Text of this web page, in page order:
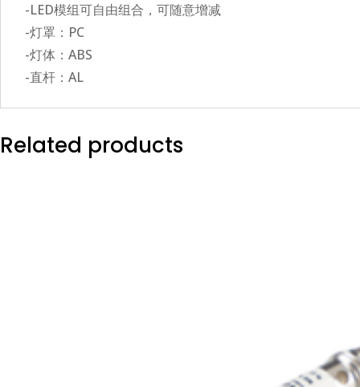
-LED模组可自由组合，可随意增减
-灯罩：PC
-灯体：ABS
-直杆：AL
Related products